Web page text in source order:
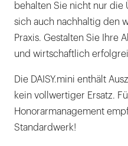
behalten Sie nicht nur die
sich auch nachhaltig den
Praxis. Gestalten Sie Ihre
und wirtschaftlich
Die DAISY.mini enthält
kein vollwertiger Ersatz.
Honorarmanagement
Standardwerk!